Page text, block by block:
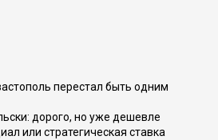
перестал быть одним
дорого, но уже дешевле
или стратегическая ставка